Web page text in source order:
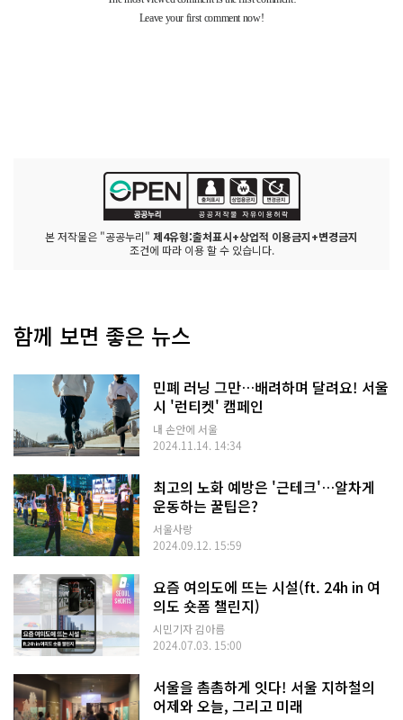
본 저작물은 "공공누리" 제4유형:출처표시+상업적 이용금지+변경금지
조건에 따라 이용 할 수 있습니다.
함께 보면 좋은 뉴스
민폐 러닝 그만…배려하며 달려요! 서울
시 '런티켓' 캠페인
내 손안에 서울
2024.11.14. 14:34
최고의 노화 예방은 '근테크'…알차게
운동하는 꿀팁은?
서울사랑
2024.09.12. 15:59
요즘 여의도에 뜨는 시설(ft. 24h in 여
의도 숏폼 챌린지)
시민기자 김아름
2024.07.03. 15:00
서울을 촘촘하게 잇다! 서울 지하철의
어제와 오늘, 그리고 미래